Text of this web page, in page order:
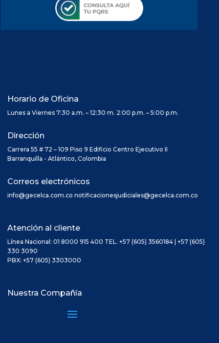
Horario de Oficina
Lunes a Viernes 7:30 a.m. – 12:30 m. 2:00 p.m. – 5:00 p.m.
Dirección
Carrera 55 # 72 – 109 Piso 9 Edificio Centro Ejecutivo II
Barranquilla - Atlántico, Colombia
Correos electrónicos
info@gecelca.com.co notificacionesjudiciales@gecelca.com.co
Atención al cliente
Línea Nacional: 01 8000 915 400 TEL. +57 (605) 3560184 | +57 (605)
330 3090
PBX: +57 (605) 3303000
Nuestra Compañía